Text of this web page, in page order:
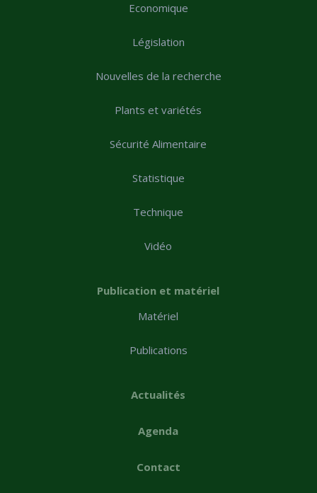
Economique
Législation
Nouvelles de la recherche
Plants et variétés
Sécurité Alimentaire
Statistique
Technique
Vidéo
Publication et matériel
Matériel
Publications
Actualités
Agenda
Contact